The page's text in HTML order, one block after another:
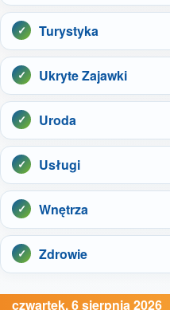
Turystyka
Ukryte Zajawki
Uroda
Usługi
Wnętrza
Zdrowie
czwartek, 6 sierpnia 2026